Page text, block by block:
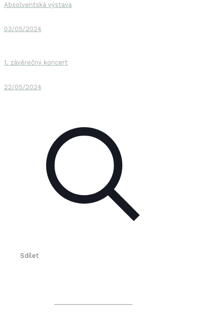
Absolventská výstava
03/05/2024
1. závěrečný koncert
22/05/2024
Sdílet